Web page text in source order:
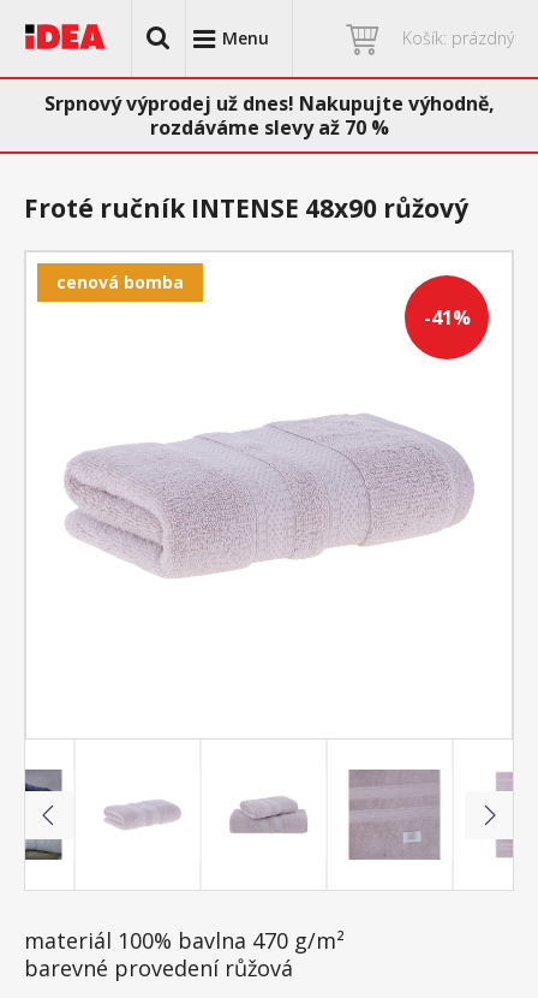
Menu Košík: prázdný
Srpnový výprodej už dnes! Nakupujte výhodně,
rozdáváme slevy až 70 %
-41%
cenová bomba
Froté ručník INTENSE 48x90 růžový
materiál 100% bavlna 470 g/m²
barevné provedení růžová